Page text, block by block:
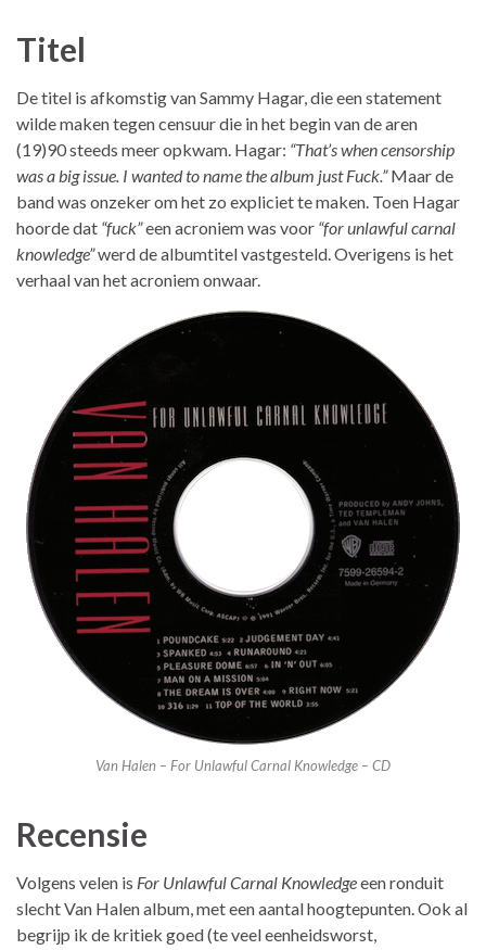
Titel
De titel is afkomstig van Sammy Hagar, die een statement
wilde maken tegen censuur die in het begin van de aren
(19)90 steeds meer opkwam. Hagar: “That’s when censorship
was a big issue. I wanted to name the album just Fuck.”Maar de
band was onzeker om het zo expliciet te maken. Toen Hagar
hoorde dat “fuck”een acroniem was voor “for unlawful carnal
knowledge”werd de albumtitel vastgesteld. Overigens is het
verhaal van het acroniem onwaar.
Van Halen – For Unlawful Carnal Knowledge – CD
Recensie
Volgens velen is For Unlawful Carnal Knowledgeeen ronduit
slecht Van Halen album, met een aantal hoogtepunten. Ook al
begrijp ik de kritiek goed (te veel eenheidsworst,